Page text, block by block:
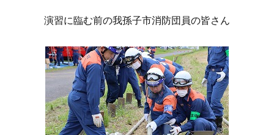
演習に臨む前の我孫子市消防団員の皆さん